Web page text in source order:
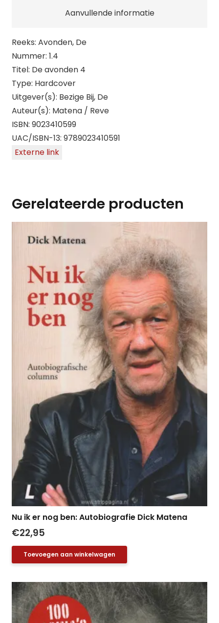
Aanvullende informatie
Reeks: Avonden, De
Nummer: 1.4
Titel: De avonden 4
Type: Hardcover
Uitgever(s): Bezige Bij, De
Auteur(s): Matena / Reve
ISBN: 9023410599
UAC/ISBN-13: 9789023410591
Externe link
Gerelateerde producten
Nu ik er nog ben: Autobiografie Dick Matena
€22,95
Toevoegen aan winkelwagen